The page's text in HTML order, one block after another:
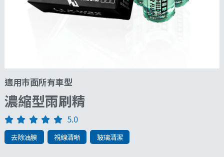
適用市面所有車型
濃縮型雨刷精
5.0
去除油膜 視線清晰 玻璃清潔